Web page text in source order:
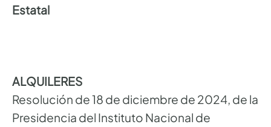
Estatal
ALQUILERES
Resolución de 18 de diciembre de 2024, de la
Presidencia del Instituto Nacional de